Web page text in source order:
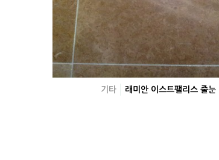
기타 래미안 이스트팰리스 줄눈